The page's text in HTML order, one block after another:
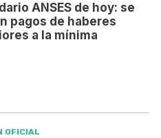
ANSES de hoy: se
pagos de haberes
a la mínima
OFICIAL